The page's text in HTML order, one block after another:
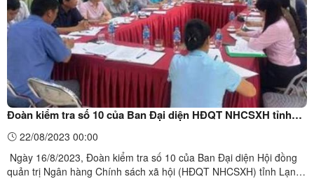
Đoàn kiểm tra số 10 của Ban Đại diện HĐQT NHCSXH tỉnh
Lạng Sơn kiểm tra, giám sát hoạt động tín dụng chính sách
tại huyện Hữu Lũng
22/08/2023 00:00
Ngày 16/8/2023, Đoàn kiểm tra số 10 của Ban Đại diện Hội đồng
quản trị Ngân hàng Chính sách xã hội (HĐQT NHCSXH) tỉnh Lạng